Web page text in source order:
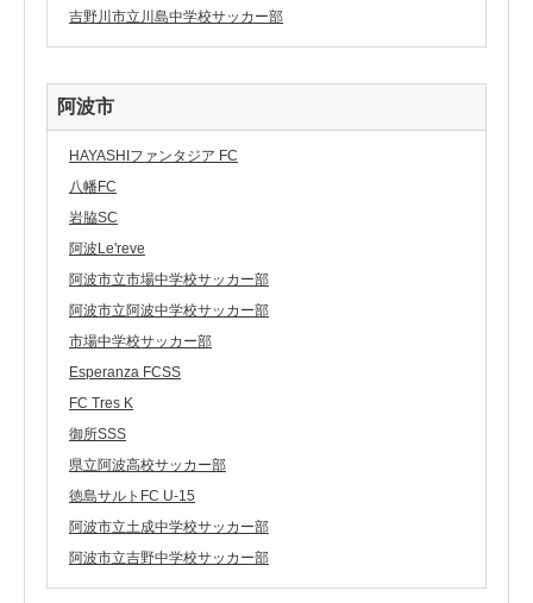
吉野川市立川島中学校サッカー部
阿波市
HAYASHIファンタジア FC
八幡FC
岩脇SC
阿波Le'reve
阿波市立市場中学校サッカー部
阿波市立阿波中学校サッカー部
市場中学校サッカー部
Esperanza FCSS
FC Tres K
御所SSS
県立阿波高校サッカー部
徳島サルトFC U-15
阿波市立土成中学校サッカー部
阿波市立吉野中学校サッカー部